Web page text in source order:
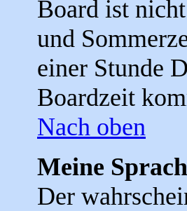
Board ist
und
einer Stunde
Boardzeit
Nach oben
Meine
Der